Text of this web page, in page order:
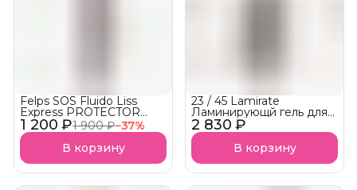
1 200 ₽1 900 ₽−37%
Felps SOS Fluido Liss
Express PROTECTOR
TERMICO —
термозащитная
подложка-спрей АКЦИЯ!
В корзину
2 830 ₽
23 / 45 Lamirate
Ламинирующй гель для
волос
В корзину